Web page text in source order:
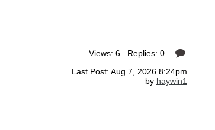
Views: 6 Replies: 0
Last Post: Aug 7, 2026 8:24pm
by haywin1